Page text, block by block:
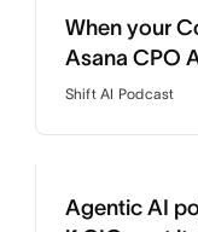
When your
Asana CPO
Shift AI Podcast
Agentic AI